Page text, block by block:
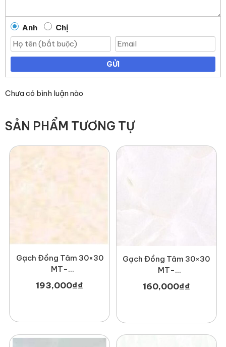
Anh Chị
GỬI
Chưa có bình luận nào
SẢN PHẨM TƯƠNG TỰ
Gạch Đồng Tâm 30×30
MT-
GDTDTD3030Melbourne001
193,000₫₫
Gạch Đồng Tâm 30×30
MT-
160,000₫₫